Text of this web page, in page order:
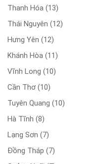
Thanh Hóa (13)
Thái Nguyên (12)
Hưng Yên (12)
Khánh Hòa (11)
Vĩnh Long (10)
Cần Thơ (10)
Tuyên Quang (10)
Hà Tĩnh (8)
Lạng Sơn (7)
Đồng Tháp (7)